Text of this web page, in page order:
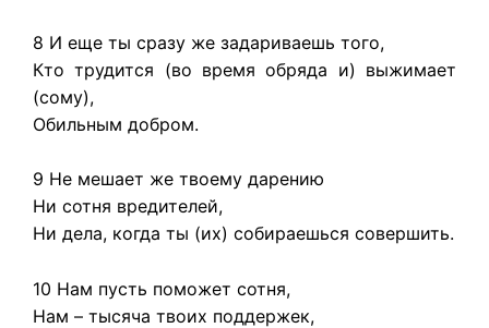
8 И еще ты сразу же задариваешь того,
Кто трудится (во время обряда и) выжимает
(сому),
Обильным добром.
9 Не мешает же твоему дарению
Ни сотня вредителей,
Ни дела, когда ты (их) собираешься совершить.
10 Нам пусть поможет сотня,
Нам – тысяча твоих поддержек,